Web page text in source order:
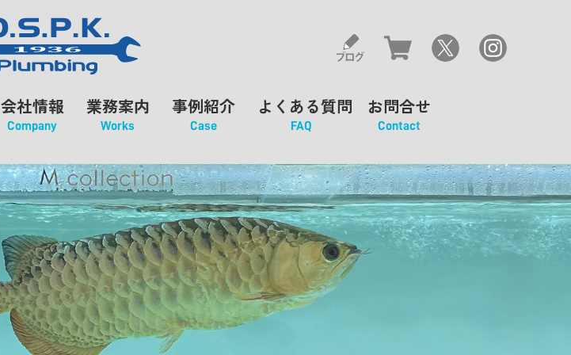
会社情報
Company
業務案内
Works
事例紹介
Case
よくある質問
FAQ
お問合せ
Contact